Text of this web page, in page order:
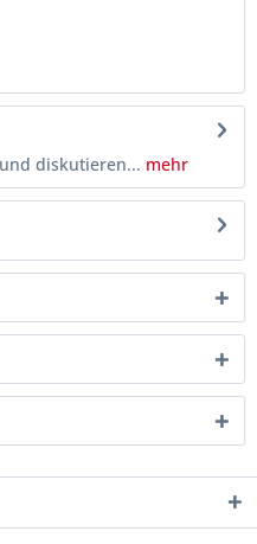
diskutieren... mehr